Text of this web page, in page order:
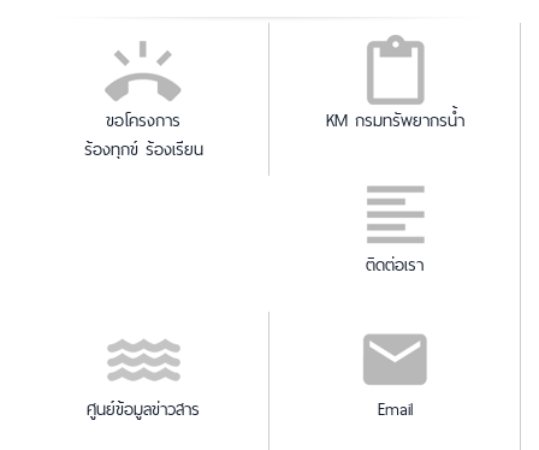
ขอโครงการ
ร้องทุกข์ ร้องเรียน
KM กรมทรัพยากรน้ำ
ติดต่อเรา
ศูนย์ข้อมูลข่าวสาร Email